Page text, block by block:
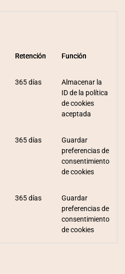
Retención
365 días
Función
Almacenar la
ID de la política
de cookies
aceptada
Retención
365 días
Función
Guardar
preferencias de
consentimiento
de cookies
Retención
365 días
Función
Guardar
preferencias de
consentimiento
de cookies